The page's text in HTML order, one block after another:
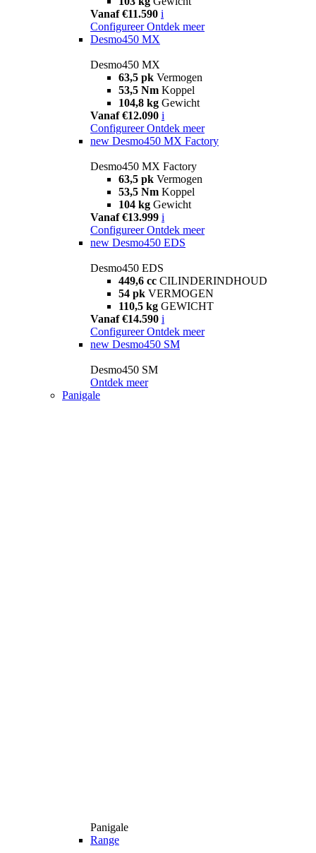
Vanaf €11.590 i
Configureer Ontdek meer
Desmo450 MX
Desmo450 MX
63,5 pk Vermogen
53,5 Nm Koppel
104,8 kg Gewicht
Vanaf €12.090 i
Configureer Ontdek meer
new Desmo450 MX Factory
Desmo450 MX Factory
63,5 pk Vermogen
53,5 Nm Koppel
104 kg Gewicht
Vanaf €13.999 i
Configureer Ontdek meer
new Desmo450 EDS
Desmo450 EDS
449,6 cc CILINDERINDHOUD
54 pk VERMOGEN
110,5 kg GEWICHT
Vanaf €14.590 i
Configureer Ontdek meer
new Desmo450 SM
Desmo450 SM
Ontdek meer
Panigale
Panigale
Range